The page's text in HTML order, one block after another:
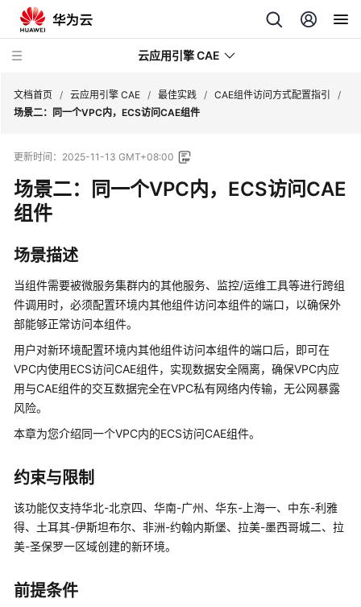
云应用引擎 CAE
新
动
态
品
绍
计
费
说
明
快
速
门
用
户
指
最
文档首页 / 云应用引擎 CAE / 最佳实践 / CAE组件访问方式配置指引
/
场景二：同一个VPC内，ECS访问CAE组件
更新时间： 2025-11-13 GMT+08:00
场景二：同一个VPC内，ECS访问CAE
组件
场景描述
当组件需要被微服务集群内的其他服务、监控/运维工具等进行跨组
件调用时，必须配置环境内其他组件访问本组件的端口，以确保外
部能够正常访问本组件。
用户对新环境配置环境内其他组件访问本组件的端口后，即可在
VPC内使用ECS访问CAE组件，实现数据安全隔离，确保VPC内应
用与CAE组件的交互数据完全在VPC私有网络内传输，无公网暴露
风险。
本章为您介绍同一个VPC内的ECS访问CAE组件。
约束与限制
该功能仅支持华北-北京四、华南-广州、华东-上海一、中东-利雅
得、土耳其-伊斯坦布尔、非洲-约翰内斯堡、拉美-墨西哥城二、拉
美-圣保罗一区域创建的新环境。
前提条件